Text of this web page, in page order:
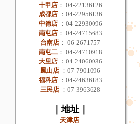
十甲店： 04-22136126
成都店：04-22956136
中德店 ： 04-22930096
南屯店： 04-24715683
台南店 ： 06-2671757
南屯二： 04-24710918
大里店 ： 04-24060936
鳳山店 ： 07-7901096
福科店 ： 04-24636183
三民店 ： 07-3963628
｜地址
天津店